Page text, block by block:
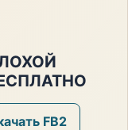
FB2